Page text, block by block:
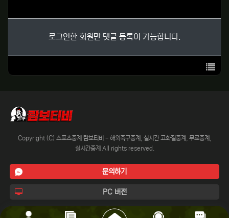
로그인한 회원만 댓글 등록이 가능합니다.
목록
Copyright (C) 스포츠중계 람보티비 - 해외축구중계, 실시간 고화질중계, 무료중계,
실시간중계 All rights reserved.
문의하기
PC 버전